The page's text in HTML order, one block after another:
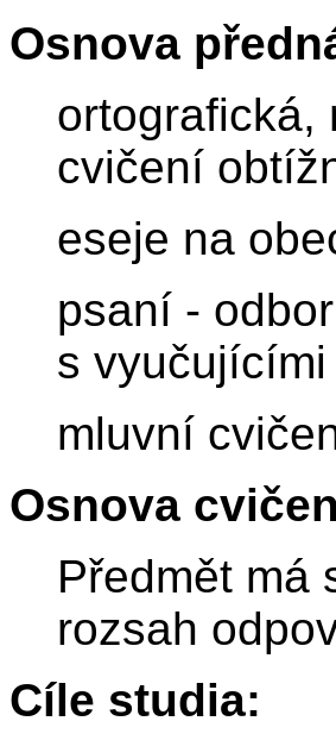
Osnova
ortografická,
cvičení
eseje na
psaní -
s vyučujícími
mluvní
Osnova
Předmět má
rozsah
Cíle studia: